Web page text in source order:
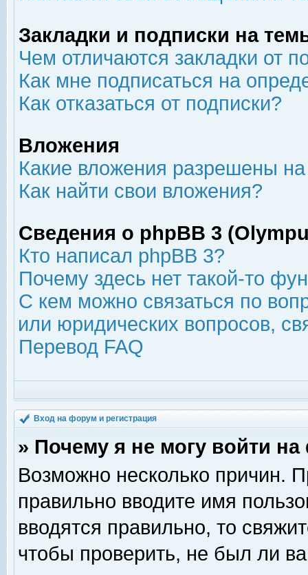
Закладки и подписки на
Чем отличаются закладки от
Как мне подписаться на
Как отказаться от подписки?
Вложения
Какие вложения разрешены
Как найти свои вложения?
Сведения о phpBB 3
Кто написал phpBB 3?
Почему здесь нет такой-то
С кем можно связаться по
или юридических вопросов,
Перевод FAQ
Вход на форум и регистрация
» Почему я не могу войти
Возможно несколько причин.
правильно вводите имя
вводятся правильно, то
чтобы проверить, не был ли